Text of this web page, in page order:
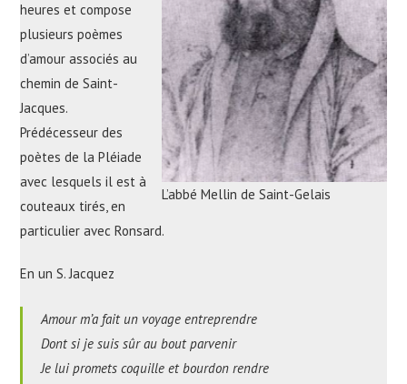
L’abbé Mellin de Saint-Gelais
heures et compose
plusieurs poèmes
d’amour associés au
chemin de Saint-
Jacques.
Prédécesseur des
poètes de la Pléiade
avec lesquels il est à
couteaux tirés, en
particulier avec Ronsard.
En un S. Jacquez
Amour m’a fait un voyage entreprendre
Dont si je suis sûr au bout parvenir
Je lui promets coquille et bourdon rendre